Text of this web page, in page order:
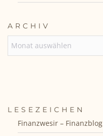
ARCHIV
LESEZEICHEN
Finanzwesir – Finanzblog